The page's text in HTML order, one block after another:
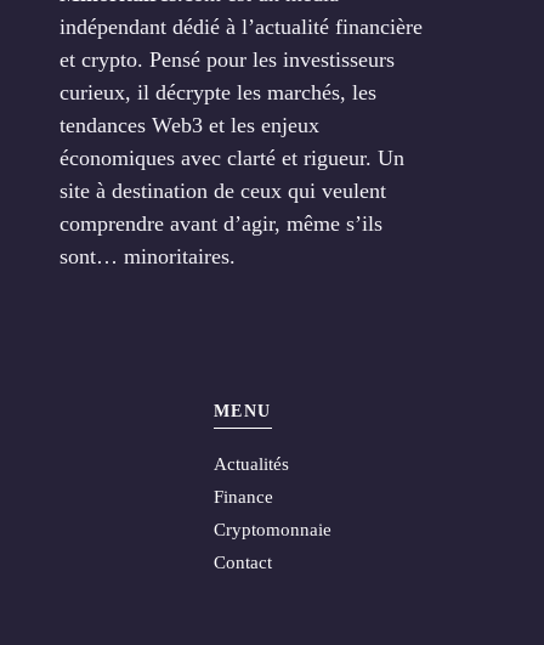
indépendant dédié à l’actualité financière
et crypto. Pensé pour les investisseurs
curieux, il décrypte les marchés, les
tendances Web3 et les enjeux
économiques avec clarté et rigueur. Un
site à destination de ceux qui veulent
comprendre avant d’agir, même s’ils
sont… minoritaires.
MENU
Actualités
Finance
Cryptomonnaie
Contact